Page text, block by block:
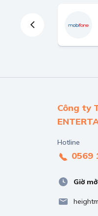
Công ty
Hotline
0569
Giờ